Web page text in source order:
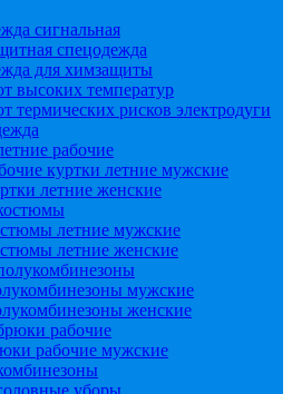
сигнальная
спецодежда
для химзащиты
высоких температур
термических рисков электродуги
рабочие
куртки летние мужские
летние женские
летние мужские
летние женские
мужские
женские
рабочие
рабочие мужские
уборы